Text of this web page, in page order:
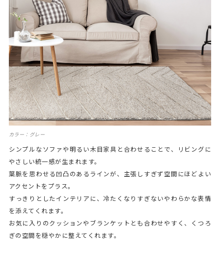
カラー：グレー
シンプルなソファや明るい木目家具と合わせることで、リビングに
やさしい統一感が生まれます。
葉脈を思わせる凹凸のあるラインが、主張しすぎず空間にほどよい
アクセントをプラス。
すっきりとしたインテリアに、冷たくなりすぎないやわらかな表情
を添えてくれます。
お気に入りのクッションやブランケットとも合わせやすく、くつろ
ぎの空間を穏やかに整えてくれます。